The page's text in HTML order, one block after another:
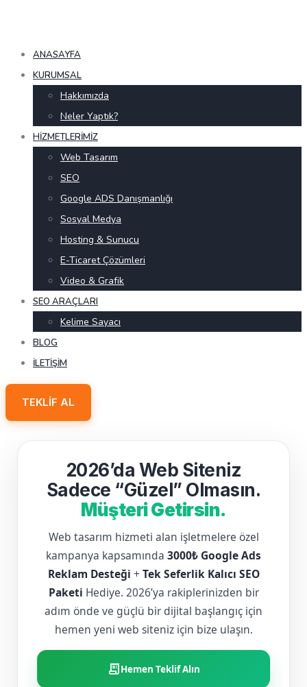
ANASAYFA
KURUMSAL
Hakkımızda
Neler Yaptık?
HIZMETLERIMIZ
Web Tasarım
SEO
Google ADS Danışmanlığı
Sosyal Medya
Hosting & Sunucu
E-Ticaret Çözümleri
Video & Grafik
SEO ARAÇLARI
Kelime Sayacı
BLOG
İLETIŞIM
TEKLIF AL
2026’da Web Siteniz
Sadece “Güzel” Olmasın.
Müşteri Getirsin.
Web tasarım hizmeti alan işletmelere özel
kampanya kapsamında 3000₺ Google Ads
Reklam Desteği + Tek Seferlik Kalıcı SEO
Paketi Hediye. 2026’ya rakiplerinizden bir
adım önde ve güçlü bir dijital başlangıç için
hemen yeni web siteniz için bize ulaşın.
receipt_longHemen Teklif Alın